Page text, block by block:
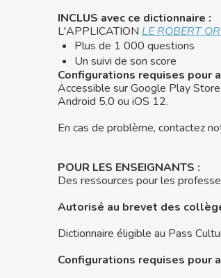
INCLUS avec ce dictionnaire :
L'APPLICATION LE ROBERT
Plus de 1 000 questions
Un suivi de son score
Configurations requises pour
Accessible sur Google Play
Android 5.0 ou iOS 12.
En cas de problème, contactez
POUR LES ENSEIGNANTS :
Des ressources pour les
Autorisé au brevet des
Dictionnaire éligible au Pass
Configurations requises pour